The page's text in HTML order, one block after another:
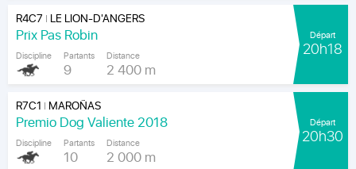
R4C7 | LE LION-D'ANGERS
Prix Pas Robin
Discipline Partants
9
Distance
2 400 m
Départ
20h18
R7C1 | MAROÑAS
Premio Dog Valiente 2018
Discipline Partants
10
Distance
2 000 m
Départ
20h30